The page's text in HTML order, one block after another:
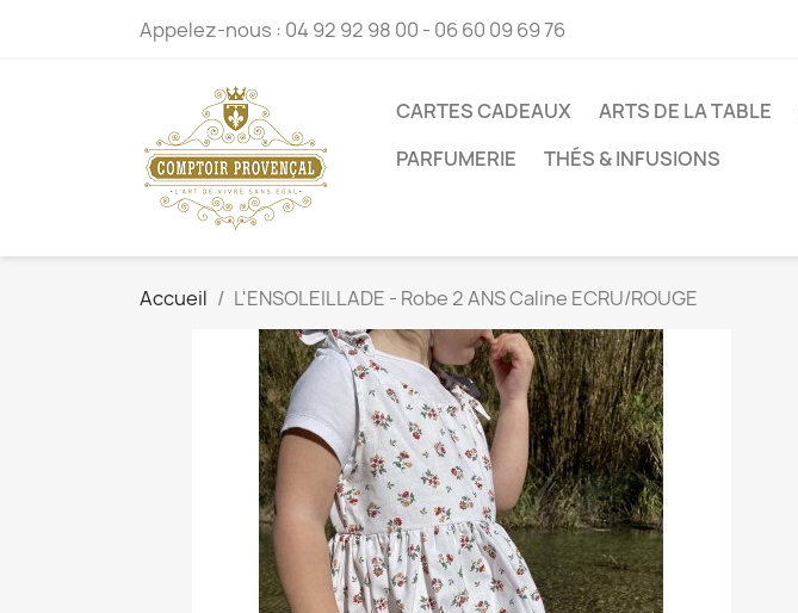
Appelez-nous : 04 92 92 98 00 - 06 60 09 69 76
CARTES CADEAUX ARTS DE LA TABLE
PARFUMERIE
THÉS & INFUSIONS
Accueil L'ENSOLEILLADE - Robe 2 ANS Caline ECRU/ROUGE